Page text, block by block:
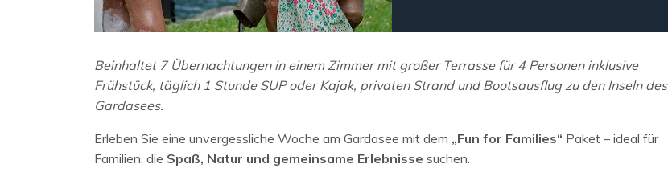
Beinhaltet 7 Übernachtungen in einem Zimmer mit großer Terrasse für 4 Personen inklusive
Frühstück, täglich 1 Stunde SUP oder Kajak, privaten Strand und Bootsausflug zu den Inseln des
Gardasees.
Erleben Sie eine unvergessliche Woche am Gardasee mit dem „Fun for Families“ Paket – ideal für
Familien, die Spaß, Natur und gemeinsame Erlebnisse suchen.